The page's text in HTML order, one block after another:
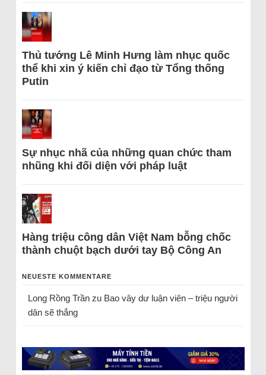
Thủ tướng Lê Minh Hưng làm nhục quốc
thể khi xin ý kiến chỉ đạo từ Tổng thống
Putin
Sự nhục nhã của những quan chức tham
nhũng khi đối diện với pháp luật
Hàng triệu công dân Việt Nam bỗng chốc
thành chuột bạch dưới tay Bộ Công An
NEUESTE KOMMENTARE
Long Rồng Trầnzu Bao vây dư luận viên – triệu người
dân sẽ thắng